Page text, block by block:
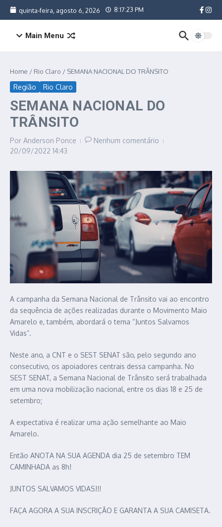
Ir para o conteúdo
quinta-feira, agosto 6, 2026 8:17:24 PM
Main Menu
Home / Rio Claro / SEMANA NACIONAL DO TRÂNSITO
Região Rio Claro
SEMANA NACIONAL DO
TRÂNSITO
Por Anderson Ponce
Nenhum comentário
20/09/2022 14:43
A campanha da Semana Nacional de Trânsito vai ao encontro
da sequência de ações realizadas durante o Movimento Maio
Amarelo e, também, abordará o tema “Juntos Salvamos
Vidas”.
Neste ano, a CNT e o SEST SENAT são, pelo segundo ano
consecutivo, os apoiadores centrais dessa campanha. No
SEST SENAT, a Semana Nacional de Trânsito será trabalhada
em uma nova mobilização nacional, entre os dias 18 e 25 de
setembro;
A expectativa é realizar uma ação semelhante ao Maio
Amarelo.
Então ANOTA NA SUA AGENDA dia 25 de setembro TEM
CAMINHADA as 8h!
JUNTOS SALVAMOS VIDAS!!!
FAÇA AGORA A SUA INSCRIÇÃO E GARANTA A SUA CAMISETA.